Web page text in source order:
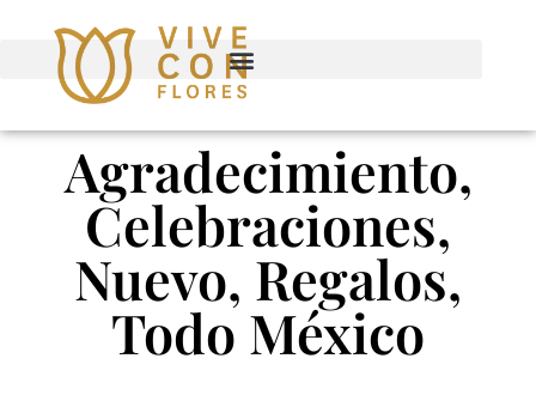
Agradecimiento,
Celebraciones,
Nuevo, Regalos,
Todo México